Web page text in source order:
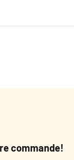
commande!